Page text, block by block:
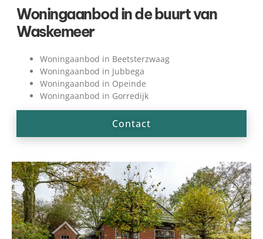
Woningaanbod in de buurt van
Waskemeer
Woningaanbod in Beetsterzwaag
Woningaanbod in Jubbega
Woningaanbod in Opeinde
Woningaanbod in Gorredijk
Contact